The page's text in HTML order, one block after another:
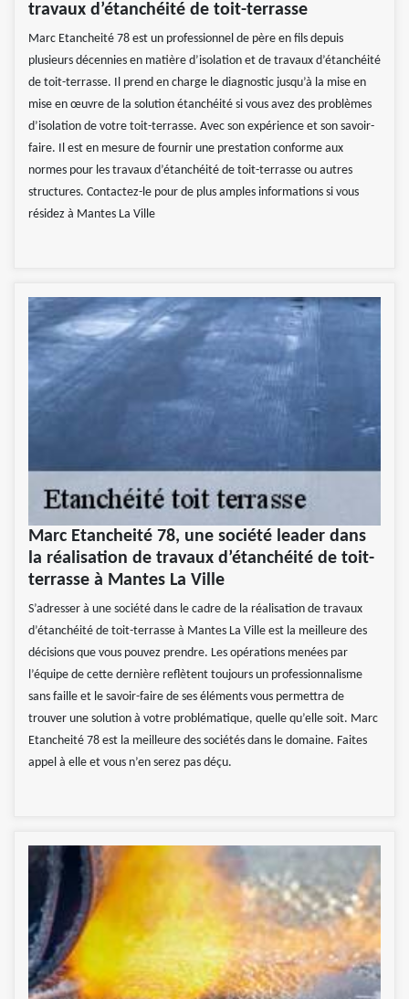
travaux d’étanchéité de toit-terrasse
Marc Etancheité 78 est un professionnel de père en fils depuis
plusieurs décennies en matière d’isolation et de travaux d’étanchéité
de toit-terrasse. Il prend en charge le diagnostic jusqu’à la mise en
mise en œuvre de la solution étanchéité si vous avez des problèmes
d’isolation de votre toit-terrasse. Avec son expérience et son savoir-
faire. Il est en mesure de fournir une prestation conforme aux
normes pour les travaux d’étanchéité de toit-terrasse ou autres
structures. Contactez-le pour de plus amples informations si vous
résidez à Mantes La Ville
Marc Etancheité 78, une société leader dans
la réalisation de travaux d’étanchéité de toit-
terrasse à Mantes La Ville
S’adresser à une société dans le cadre de la réalisation de travaux
d’étanchéité de toit-terrasse à Mantes La Ville est la meilleure des
décisions que vous pouvez prendre. Les opérations menées par
l’équipe de cette dernière reflètent toujours un professionnalisme
sans faille et le savoir-faire de ses éléments vous permettra de
trouver une solution à votre problématique, quelle qu’elle soit. Marc
Etancheité 78 est la meilleure des sociétés dans le domaine. Faites
appel à elle et vous n’en serez pas déçu.